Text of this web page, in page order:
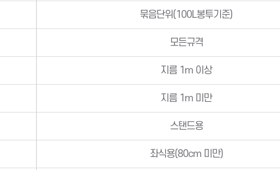
묶음단위(100L봉투기준)
모든규격
지름 1m 이상
지름 1m 미만
스탠드용
좌식용(80cm 미만)